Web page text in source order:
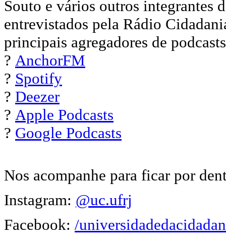
Souto e vários outros integrantes
entrevistados pela Rádio
principais agregadores de
? AnchorFM
? Spotify
? Deezer
? Apple Podcasts
? Google Podcasts
Nos acompanhe para ficar por
Instagram: @uc.ufrj
Facebook: /